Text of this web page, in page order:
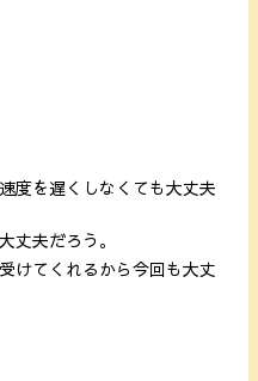
度を遅くしなくても大丈夫
丈夫だろう。
けてくれるから今回も大丈